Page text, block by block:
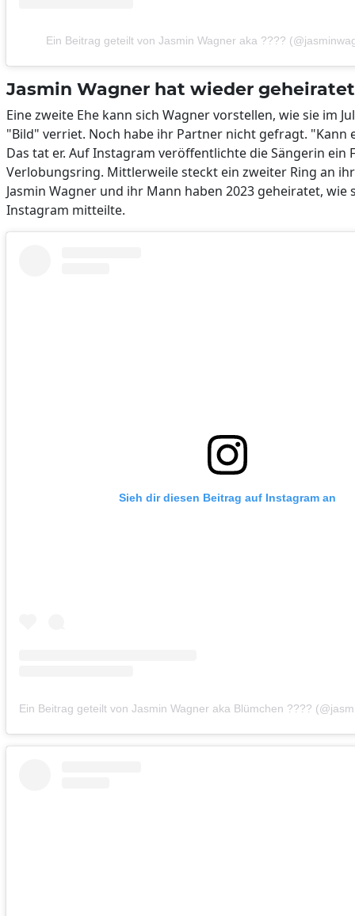
Ein Beitrag geteilt von Jasmin Wagner aka ????
Jasmin Wagner hat wieder geheiratet
Eine zweite Ehe kann sich Wagner vorstellen, wie sie im
"Bild" verriet. Noch habe ihr Partner nicht gefragt. "Kann
Das tat er. Auf Instagram veröffentlichte die Sängerin ein
Verlobungsring. Mittlerweile steckt ein zweiter Ring an
Jasmin Wagner und ihr Mann haben 2023 geheiratet, wie
Instagram mitteilte.
Sieh dir diesen Beitrag auf Instagram an
Ein Beitrag geteilt von Jasmin Wagner aka Blümchen ????